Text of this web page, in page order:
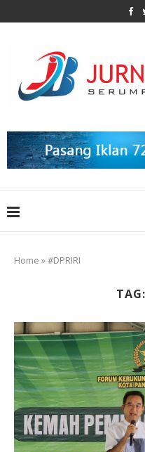
Home »#DPRIRI
TAG: